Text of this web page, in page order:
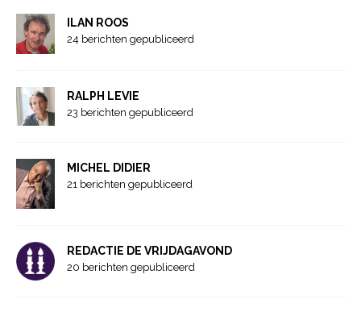
ILAN ROOS
24 berichten gepubliceerd
RALPH LEVIE
23 berichten gepubliceerd
MICHEL DIDIER
21 berichten gepubliceerd
REDACTIE DE VRIJDAGAVOND
20 berichten gepubliceerd